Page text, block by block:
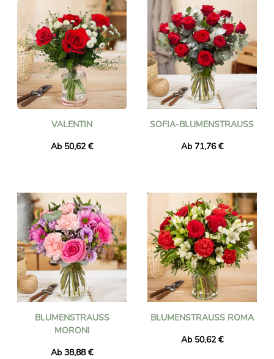
VALENTIN
Ab 50,62 €
SOFIA-BLUMENSTRAUSS
Ab 71,76 €
BLUMENSTRAUSS M
ORONI
Ab 38,88 €
BLUMENSTRAUSS ROMA
Ab 50,62 €